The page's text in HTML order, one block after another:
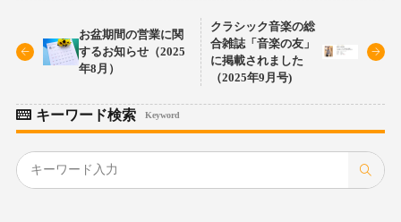
お盆期間の営業に関
するお知らせ（2025
年8月）
クラシック音楽の総
合雑誌「音楽の友」
に掲載されました
（2025年9月号)
キーワード検索 Keyword